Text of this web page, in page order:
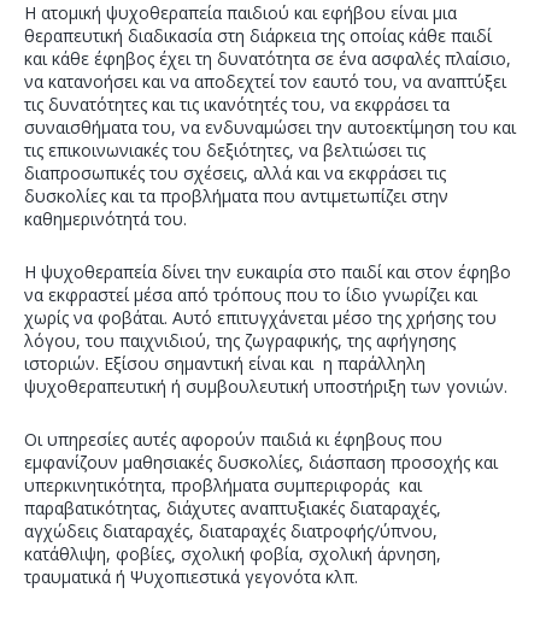
Η ατομική ψυχοθεραπεία παιδιού και εφήβου είναι μια
θεραπευτική διαδικασία στη διάρκεια της οποίας κάθε παιδί
και κάθε έφηβος έχει τη δυνατότητα σε ένα ασφαλές πλαίσιο,
να κατανοήσει και να αποδεχτεί τον εαυτό του, να αναπτύξει
τις δυνατότητες και τις ικανότητές του, να εκφράσει τα
συναισθήματα του, να ενδυναμώσει την αυτοεκτίμηση του και
τις επικοινωνιακές του δεξιότητες, να βελτιώσει τις
διαπροσωπικές του σχέσεις, αλλά και να εκφράσει τις
δυσκολίες και τα προβλήματα που αντιμετωπίζει στην
καθημερινότητά του.
Η ψυχοθεραπεία δίνει την ευκαιρία στο παιδί και στον έφηβο
να εκφραστεί μέσα από τρόπους που το ίδιο γνωρίζει και
χωρίς να φοβάται. Αυτό επιτυγχάνεται μέσο της χρήσης του
λόγου, του παιχνιδιού, της ζωγραφικής, της αφήγησης
ιστοριών. Εξίσου σημαντική είναι και η παράλληλη
ψυχοθεραπευτική ή συμβουλευτική υποστήριξη των γονιών.
Οι υπηρεσίες αυτές αφορούν παιδιά κι έφηβους που
εμφανίζουν μαθησιακές δυσκολίες, διάσπαση προσοχής και
υπερκινητικότητα, προβλήματα συμπεριφοράς και
παραβατικότητας, διάχυτες αναπτυξιακές διαταραχές,
αγχώδεις διαταραχές, διαταραχές διατροφής/ύπνου,
κατάθλιψη, φοβίες, σχολική φοβία, σχολική άρνηση,
τραυματικά ή Ψυχοπιεστικά γεγονότα κλπ.